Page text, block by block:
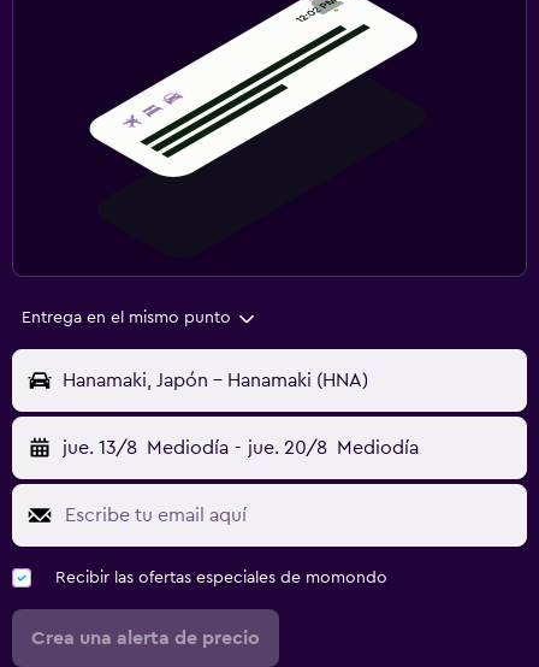
Entrega en el mismo punto
Hanamaki, Japón - Hanamaki (HNA)
jue. 13/8 Mediodía - jue. 20/8 Mediodía
Recibir las ofertas especiales de momondo
Crea una alerta de precio